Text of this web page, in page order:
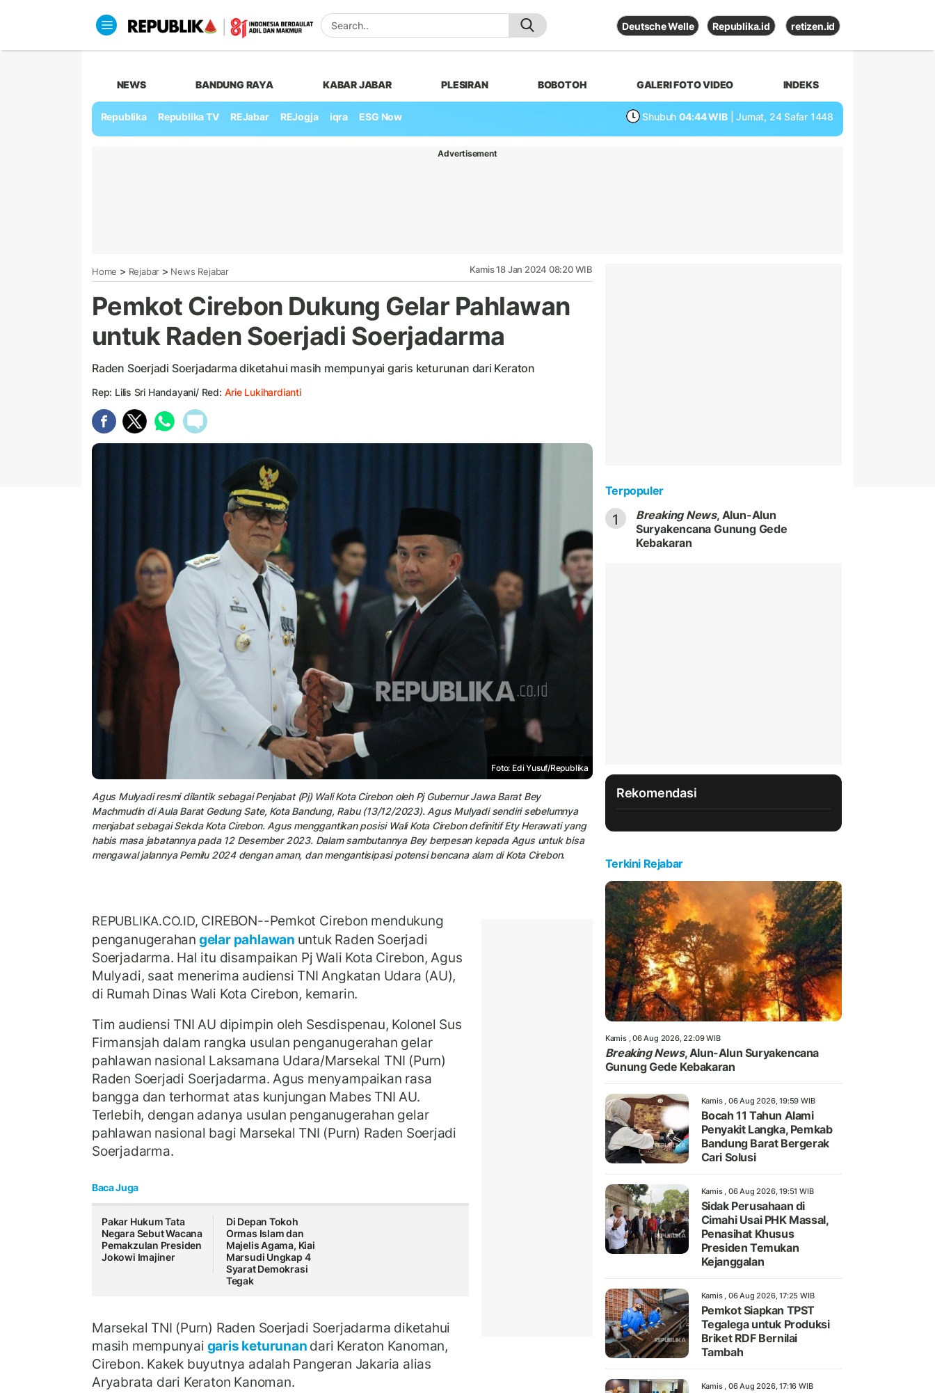
Deutsche Welle Republika.id retizen.id
NEWS BANDUNG RAYA KABAR JABAR PLESIRAN BOBOTOH GALERI FOTO VIDEO INDEKS
Republika Republika TV REJabar REJogja iqra ESG Now Shubuh 04:44 WIB | Jumat, 24 Safar 1448
Advertisement
Home > Rejabar > News Rejabar Kamis 18 Jan 2024 08:20 WIB
Pemkot Cirebon Dukung Gelar Pahlawan
untuk Raden Soerjadi Soerjadarma
Raden Soerjadi Soerjadarma diketahui masih mempunyai garis keturunan dari Keraton
Rep: Lilis Sri Handayani/ Red: Arie Lukihardianti
Foto: Edi Yusuf/Republika
Agus Mulyadi resmi dilantik sebagai Penjabat (Pj) Wali Kota Cirebon oleh Pj Gubernur Jawa Barat Bey
Machmudin di Aula Barat Gedung Sate, Kota Bandung, Rabu (13/12/2023). Agus Mulyadi sendiri sebelumnya
menjabat sebagai Sekda Kota Cirebon. Agus menggantikan posisi Wali Kota Cirebon definitif Ety Herawati yang
habis masa jabatannya pada 12 Desember 2023. Dalam sambutannya Bey berpesan kepada Agus untuk bisa
mengawal jalannya Pemilu 2024 dengan aman, dan mengantisipasi potensi bencana alam di Kota Cirebon.
REPUBLIKA.CO.ID, CIREBON--Pemkot Cirebon mendukung
penganugerahan gelar pahlawan untuk Raden Soerjadi
Soerjadarma. Hal itu disampaikan Pj Wali Kota Cirebon, Agus
Mulyadi, saat menerima audiensi TNI Angkatan Udara (AU),
di Rumah Dinas Wali Kota Cirebon, kemarin.
Tim audiensi TNI AU dipimpin oleh Sesdispenau, Kolonel Sus
Firmansjah dalam rangka usulan penganugerahan gelar
pahlawan nasional Laksamana Udara/Marsekal TNI (Purn)
Raden Soerjadi Soerjadarma. Agus menyampaikan rasa
bangga dan terhormat atas kunjungan Mabes TNI AU.
Terlebih, dengan adanya usulan penganugerahan gelar
pahlawan nasional bagi Marsekal TNI (Purn) Raden Soerjadi
Soerjadarma.
Baca Juga
Pakar Hukum Tata
Negara Sebut Wacana
Pemakzulan Presiden
Jokowi Imajiner
Di Depan Tokoh
Ormas Islam dan
Majelis Agama, Kiai
Marsudi Ungkap 4
Syarat Demokrasi
Tegak
Marsekal TNI (Purn) Raden Soerjadi Soerjadarma diketahui
masih mempunyai garis keturunan dari Keraton Kanoman,
Cirebon. Kakek buyutnya adalah Pangeran Jakaria alias
Aryabrata dari Keraton Kanoman.
Terpopuler
1 Breaking News, Alun-Alun
Suryakencana Gunung Gede
Kebakaran
Rekomendasi
Terkini Rejabar
Kamis , 06 Aug 2026, 22:09 WIB
Breaking News, Alun-Alun Suryakencana
Gunung Gede Kebakaran
Kamis , 06 Aug 2026, 19:59 WIB
Bocah 11 Tahun Alami
Penyakit Langka, Pemkab
Bandung Barat Bergerak
Cari Solusi
Kamis , 06 Aug 2026, 19:51 WIB
Sidak Perusahaan di
Cimahi Usai PHK Massal,
Penasihat Khusus
Presiden Temukan
Kejanggalan
Kamis , 06 Aug 2026, 17:25 WIB
Pemkot Siapkan TPST
Tegalega untuk Produksi
Briket RDF Bernilai
Tambah
Kamis , 06 Aug 2026, 17:16 WIB